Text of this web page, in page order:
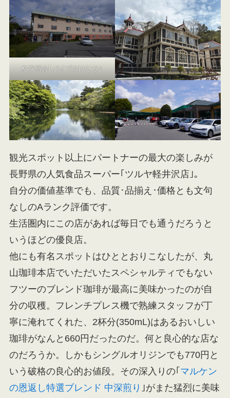
格安宿舎｢パイプのけむり｣
観光スポット以上にパートナーの最大の楽しみが
長野県の人気食品スーパー｢ツルヤ軽井沢店｣。
自分の価値基準でも、品質･品揃え･価格とも文句
なしのAランク評価です。
生活圏内にこの店があれば毎日でも通うだろうと
いうほどの優良店。
他にも有名スポットはひととおりこなしたが、丸
山珈琲本店でいただいたスペシャルティでもない
フツーのブレンド珈琲が最高に美味かったのが自
分の収穫。フレンチプレス機で熟練スタッフが丁
寧に淹れてくれた、2杯分(350mL)はあるおいしい
珈琲がなんと660円だったのだ。何と良心的な店な
のだろうか。しかもシングルオリジンでも770円と
いう破格の良心的お値段。その深入りの｢ マルケン
の恩返し特選ブレンド 中深煎り ｣がまた猛烈に美味